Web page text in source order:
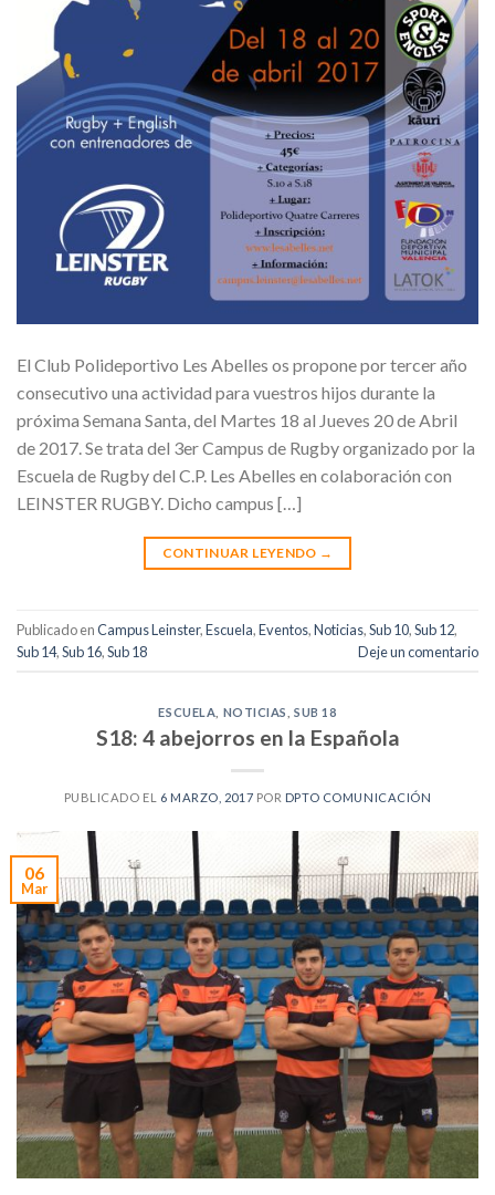
El Club Polideportivo Les Abelles os propone por tercer año
consecutivo una actividad para vuestros hijos durante la
próxima Semana Santa, del Martes 18 al Jueves 20 de Abril
de 2017. Se trata del 3er Campus de Rugby organizado por la
Escuela de Rugby del C.P. Les Abelles en colaboración con
LEINSTER RUGBY. Dicho campus […]
CONTINUAR LEYENDO →
Publicado enCampus Leinster,Escuela,Eventos,Noticias,Sub 10,Sub 12,
Sub 14,Sub 16,Sub 18 Deje un comentario
ESCUELA NOTICIAS ,SUB 18
S18: 4 abejorros en la Española
PUBLICADO EL 6 MARZO, 2017 POR DPTO COMUNICACIÓN
06
Mar